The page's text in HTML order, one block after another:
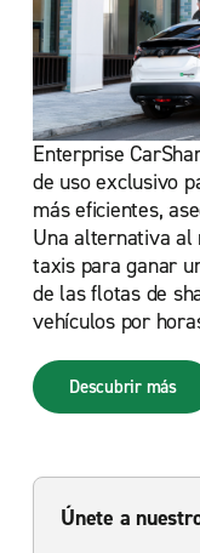
Enterprise
de uso exclusivo
más eficientes,
Una alternativa al
taxis para ganar
de las flotas de
vehículos por
Descubrir más
Únete a